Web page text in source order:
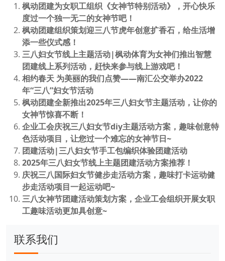
枫动团建为女职工组织《女神节特别活动》，开心快乐
度过一个独一无二的女神节吧！
枫动团建组织策划迎三八节虎年创意扩香石，给生活增
添一些仪式感！
三八妇女节线上主题活动|枫动体育为女神们推出智慧
团建线上系列活动，赶快来参与线上游戏吧！
相约春天 为美丽的我们点赞——南汇公交举办2022
年“三八”妇女节活动
枫动团建全新推出2025年三八妇女节主题活动，让你的
女神节惊喜不断！
企业工会庆祝三八妇女节diy主题活动方案，趣味创意特
色活动项目，让您过一个难忘的女神节日~
团建活动|三八妇女节手工包编织体验团建活动
2025年三八妇女节线上主题团建活动方案推荐！
庆祝三八国际妇女节健步走活动方案，趣味打卡运动健
步走活动项目一起运动吧~
三八女神节团建活动策划方案，企业工会组织开展女职
工趣味活动更加具创意~
联系我们